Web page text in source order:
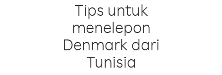
Tips untuk
menelepon
Denmark dari
Tunisia